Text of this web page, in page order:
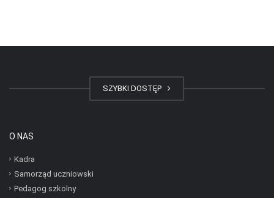
SZYBKI DOSTĘP
O NAS
Kadra
Samorząd uczniowski
Pedagog szkolny